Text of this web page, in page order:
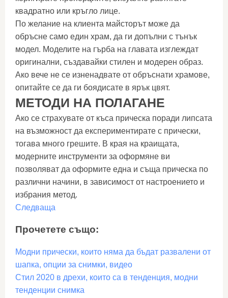
квадратно или кръгло лице.
По желание на клиента майсторът може да
обръсне само един храм, да ги допълни с тънък
модел. Моделите на гърба на главата изглеждат
оригинални, създавайки стилен и модерен образ.
Ако вече не се изненадвате от обръснати храмове,
опитайте се да ги боядисате в ярък цвят.
МЕТОДИ НА ПОЛАГАНЕ
Ако се страхувате от къса прическа поради липсата
на възможност да експериментирате с прически,
тогава много грешите. В края на краищата,
модерните инструменти за оформяне ви
позволяват да оформите една и съща прическа по
различни начини, в зависимост от настроението и
избрания метод.
Следваща
Прочетете също:
Модни прически, които няма да бъдат развалени от
шапка, опции за снимки, видео
Стил 2020 в дрехи, които са в тенденция, модни
тенденции снимка